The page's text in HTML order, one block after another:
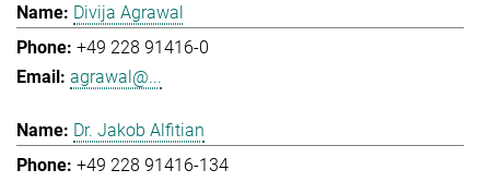
Divija Agrawal
+49 228 91416-0
agrawal@...
Dr. Jakob Alfitian
+49 228 91416-134